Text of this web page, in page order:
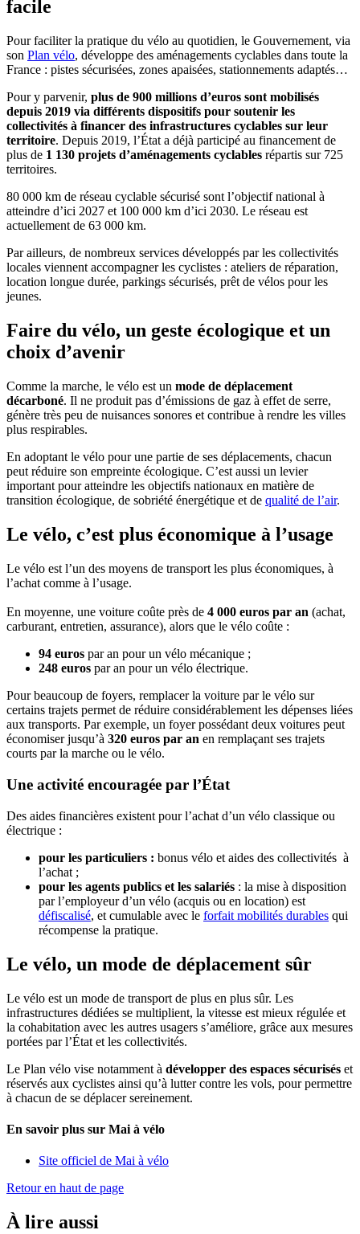
facile
Pour faciliter la pratique du vélo au quotidien, le Gouvernement, via
son Plan vélo, développe des aménagements cyclables dans toute la
France : pistes sécurisées, zones apaisées, stationnements adaptés…
Pour y parvenir, plus de 900 millions d’euros sont mobilisés
depuis 2019 via différents dispositifs pour soutenir les
collectivités à financer des infrastructures cyclables sur leur
territoire. Depuis 2019, l’État a déjà participé au financement de
plus de 1 130 projets d’aménagements cyclables répartis sur 725
territoires.
80 000 km de réseau cyclable sécurisé sont l’objectif national à
atteindre d’ici 2027 et 100 000 km d’ici 2030. Le réseau est
actuellement de 63 000 km.
Par ailleurs, de nombreux services développés par les collectivités
locales viennent accompagner les cyclistes : ateliers de réparation,
location longue durée, parkings sécurisés, prêt de vélos pour les
jeunes.
Faire du vélo, un geste écologique et un
choix d’avenir
Comme la marche, le vélo est un mode de déplacement
décarboné. Il ne produit pas d’émissions de gaz à effet de serre,
génère très peu de nuisances sonores et contribue à rendre les villes
plus respirables.
En adoptant le vélo pour une partie de ses déplacements, chacun
peut réduire son empreinte écologique. C’est aussi un levier
important pour atteindre les objectifs nationaux en matière de
transition écologique, de sobriété énergétique et de qualité de l’air.
Le vélo, c’est plus économique à l’usage
Le vélo est l’un des moyens de transport les plus économiques, à
l’achat comme à l’usage.
En moyenne, une voiture coûte près de 4 000 euros par an (achat,
carburant, entretien, assurance), alors que le vélo coûte :
94 euros par an pour un vélo mécanique ;
248 euros par an pour un vélo électrique.
Pour beaucoup de foyers, remplacer la voiture par le vélo sur
certains trajets permet de réduire considérablement les dépenses liées
aux transports. Par exemple, un foyer possédant deux voitures peut
économiser jusqu’à 320 euros par an en remplaçant ses trajets
courts par la marche ou le vélo.
Une activité encouragée par l’État
Des aides financières existent pour l’achat d’un vélo classique ou
électrique :
pour les particuliers : bonus vélo et aides des collectivités à
l’achat ;
pour les agents publics et les salariés : la mise à disposition
par l’employeur d’un vélo (acquis ou en location) est
défiscalisé, et cumulable avec le forfait mobilités durables qui
récompense la pratique.
Le vélo, un mode de déplacement sûr
Le vélo est un mode de transport de plus en plus sûr. Les
infrastructures dédiées se multiplient, la vitesse est mieux régulée et
la cohabitation avec les autres usagers s’améliore, grâce aux mesures
portées par l’État et les collectivités.
Le Plan vélo vise notamment à développer des espaces sécurisés et
réservés aux cyclistes ainsi qu’à lutter contre les vols, pour permettre
à chacun de se déplacer sereinement.
En savoir plus sur Mai à vélo
Site officiel de Mai à vélo
Retour en haut de page
À lire aussi